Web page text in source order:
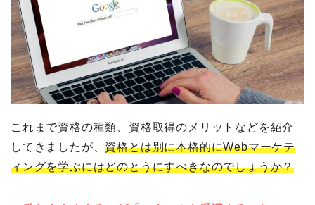
これまで資格の種類、資格取得のメリットなどを紹介
してきましたが、資格とは別に本格的にWebマーケテ
ィングを学ぶにはどのとうにすべきなのでしょうか？